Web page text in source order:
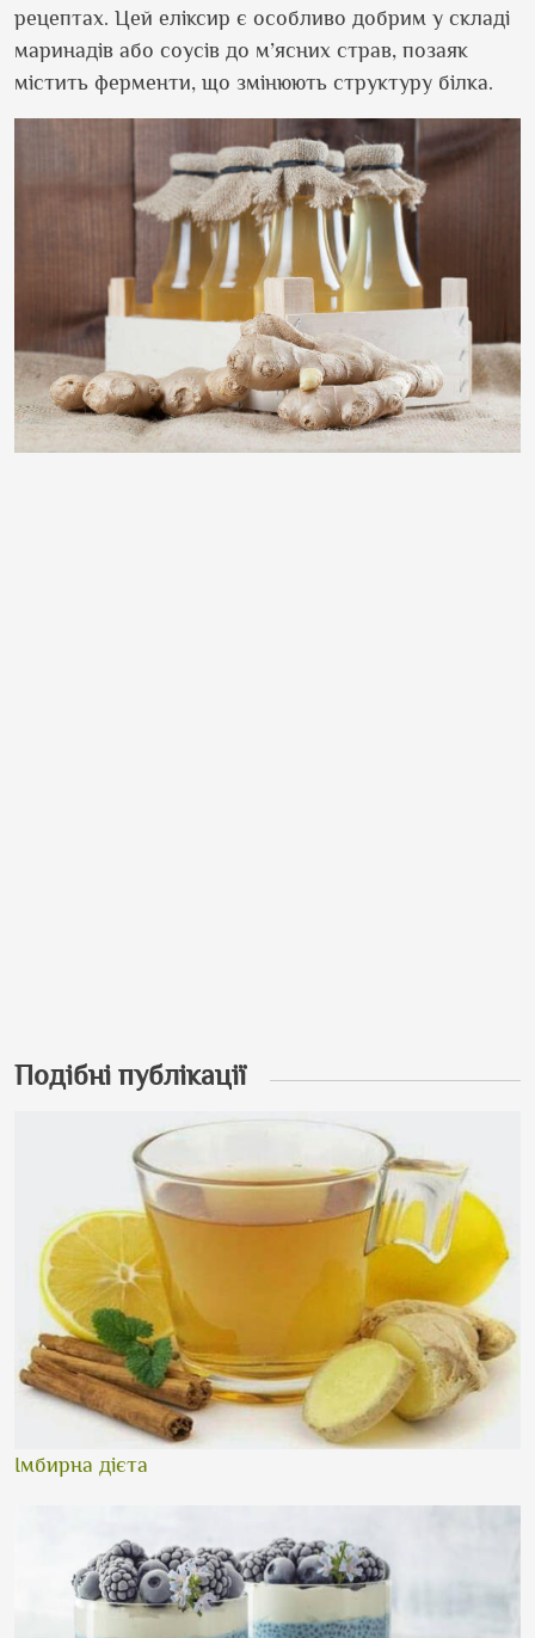
рецептах. Цей еліксир є особливо добрим у складі
маринадів або соусів до м’ясних страв, позаяк
містить ферменти, що змінюють структуру білка.
Подібні публікації
Імбирна дієта